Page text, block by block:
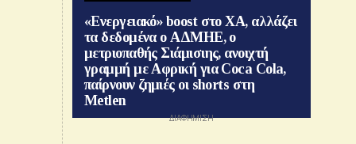
«Ενεργειακό» boost στο ΧΑ, αλλάζει
τα δεδομένα ο ΑΔΜΗΕ, ο
μετριοπαθής Σιάμισιης, ανοιχτή
γραμμή με Αφρική για Coca Cola,
παίρνουν ζημιές οι shorts στη
Metlen